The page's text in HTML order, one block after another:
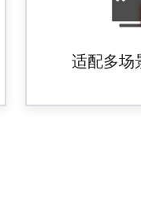
适配多场